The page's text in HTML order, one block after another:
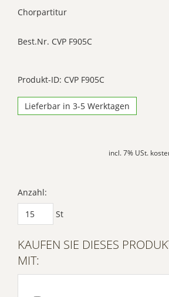
Chorpartitur
Best.Nr. CVP F905C
Produkt-ID: CVP F905C
Lieferbar in 3-5 Werktagen
incl. 7% USt.
Anzahl:
St
KAUFEN SIE DIESES
MIT: